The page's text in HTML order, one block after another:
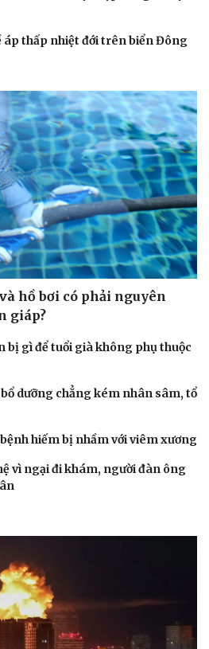
Podcast
áp thấp nhiệt đới trên biển Đông
hồ bơi có phải nguyên
giáp?
bị gì để tuổi già không phụ thuộc
dưỡng chẳng kém nhân sâm, tổ
hiếm bị nhầm với viêm xương
vì ngại đi khám, người đàn ông